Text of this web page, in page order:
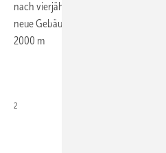
nach vierjährigem Bestehen in ein
neue Gebäude mit Lager und
2000 m
2